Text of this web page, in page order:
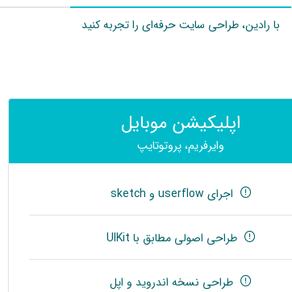
با رادین، طراحی سایت حرفه‌ای را تجربه کنید
اپلیکیشن موبایل
وایرفریم، پروتوتایپ
اجرای userflow و sketch
طراحی اصولی مطابق با UIKit
طراحی نسخه اندروید و اپل